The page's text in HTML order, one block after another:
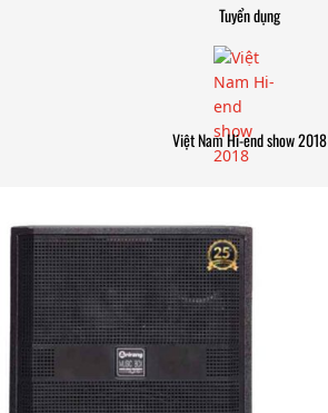
Tuyển dụng
Việt Nam Hi-end show 2018